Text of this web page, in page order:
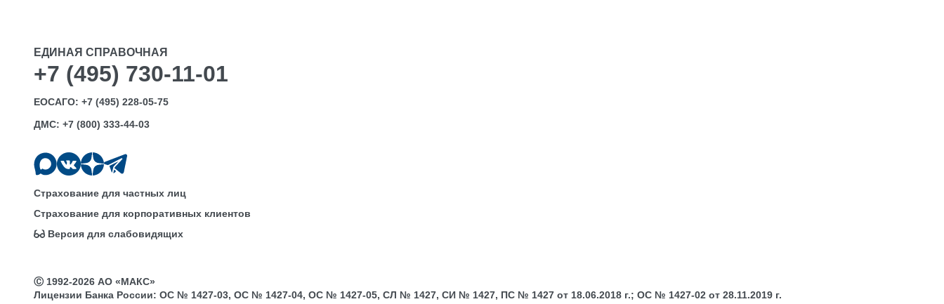
ЕДИНАЯ СПРАВОЧНАЯ
+7 (495) 730-11-01
ЕОСАГО: +7 (495) 228-05-75
ДМС: +7 (800) 333-44-03
Страхование для частных лиц
Страхование для корпоративных клиентов
Версия для слабовидящих
Ⓒ 1992-2026 АО «МАКС»
Лицензии Банка России: ОС № 1427-03, ОС № 1427-04, ОС № 1427-05, СЛ № 1427, СИ № 1427, ПС № 1427 от 18.06.2018 г.; ОС № 1427-02 от 28.11.2019 г.